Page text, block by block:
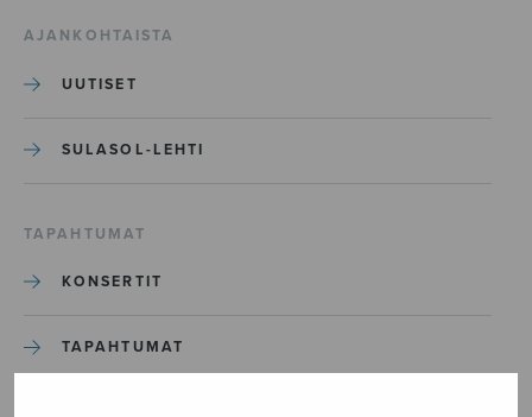
AJANKOHTAISTA
UUTISET
SULASOL-LEHTI
TAPAHTUMAT
KONSERTIT
TAPAHTUMAT